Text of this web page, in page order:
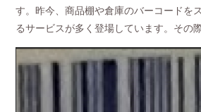
す。昨今、商品棚や倉庫のバーコードを
るサービスが多く登場しています。その